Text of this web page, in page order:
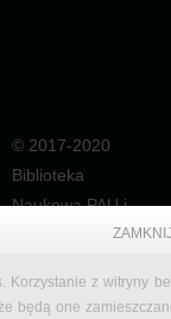
© 2017-2020
Biblioteka
Naukowa PAU i
PAN w Krakowie
Korzystanie z witryny
będą one